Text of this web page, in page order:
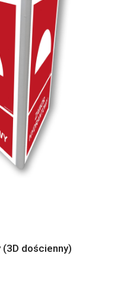
dościenny)